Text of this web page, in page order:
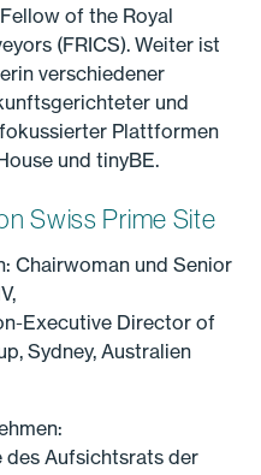
of the Royal
(FRICS). Weiter ist
verschiedener
und
Plattformen
und tinyBE.
Swiss Prime Site
Chairwoman und Senior
Executive Director of
Sydney, Australien
Aufsichtsrats der